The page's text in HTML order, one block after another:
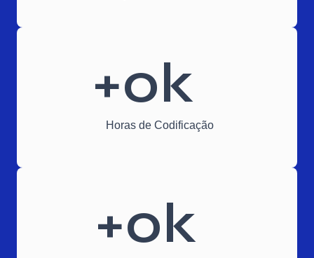
Horas de Codificação
+0k
+0k